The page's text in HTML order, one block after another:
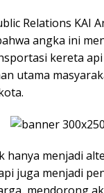
Relations KAI
angka ini
kereta
utama
hanya menjadi
juga menjadi